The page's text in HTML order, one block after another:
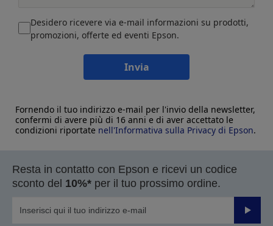
Desidero ricevere via e-mail informazioni su prodotti,
promozioni, offerte ed eventi Epson.
Invia
Fornendo il tuo indirizzo e-mail per l'invio della newsletter,
confermi di avere più di 16 anni e di aver accettato le
condizioni riportate nell'Informativa sulla Privacy di Epson.
Resta in contatto con Epson e ricevi un codice
sconto del 10%* per il tuo prossimo ordine.
Invia